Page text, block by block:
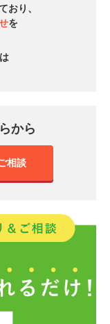
おり、
を
から
相談